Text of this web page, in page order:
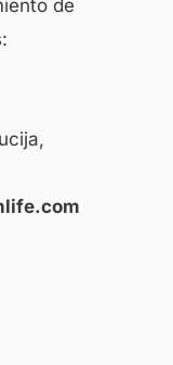
de